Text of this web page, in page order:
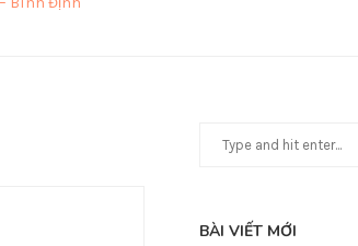
BÀI VIẾT MỚI